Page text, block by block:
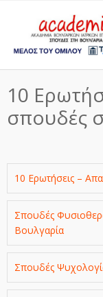
10
σπουδές
10 Ερωτήσεις –
Σπουδές
Βουλγαρία
Σπουδές